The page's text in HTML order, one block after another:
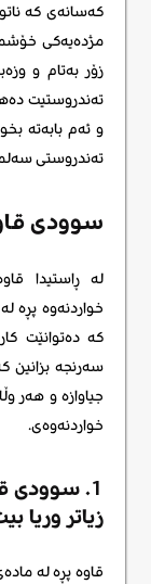
کەسانەی کە
مژدەیەکی
زۆر بەتام و
تەندروستیت
تەندروستی
سوودی
لە ڕاستیدا
خواردنەوە پڕە
کە دەتوانێت
سەرنجە بزانین
جیاوازە و هەر
خواردنەوەی.
1. سوودی
زیاتر وریا
قاوە پڕە لە